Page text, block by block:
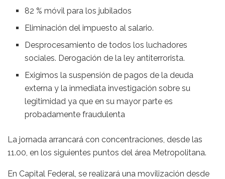
82 % móvil para los jubilados
Eliminación del impuesto al salario.
Desprocesamiento de todos los luchadores
sociales. Derogación de la ley antiterrorista.
Exigimos la suspensión de pagos de la deuda
externa y la inmediata investigación sobre su
legitimidad ya que en su mayor parte es
probadamente fraudulenta
La jornada arrancará con concentraciones, desde las
11.00, en los siguientes puntos del área Metropolitana.
En Capital Federal, se realizará una movilización desde